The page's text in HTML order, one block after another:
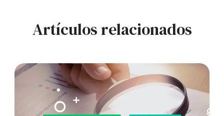
Artículos relacionados